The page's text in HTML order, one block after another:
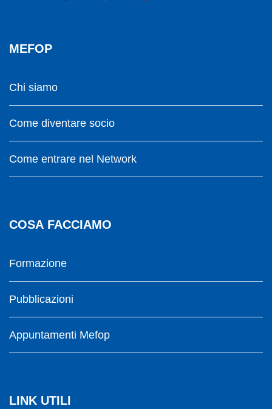
MEFOP
Chi siamo
Come diventare socio
Come entrare nel Network
COSA FACCIAMO
Formazione
Pubblicazioni
Appuntamenti Mefop
LINK UTILI